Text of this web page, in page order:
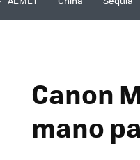
Canon
mano